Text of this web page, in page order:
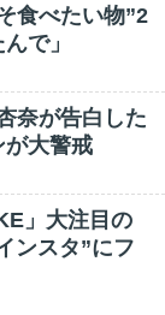
食べたい物”2
で」
奈が告白した
が大警戒
」大注目の
ンスタ”にフ